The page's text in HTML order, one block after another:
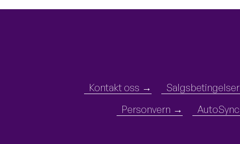
Kontakt oss
Salgsbetingelser
Personvern
AutoSync